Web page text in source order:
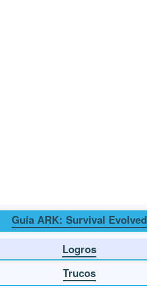
Guía ARK: Survival Evolved
Logros
Trucos